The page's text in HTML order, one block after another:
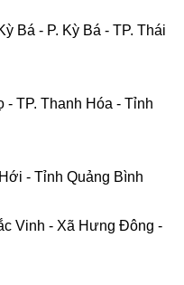
Bá - P. Kỳ Bá - TP. Thái
- TP. Thanh Hóa - Tỉnh
- Tỉnh Quảng Bình
Vinh - Xã Hưng Đông -